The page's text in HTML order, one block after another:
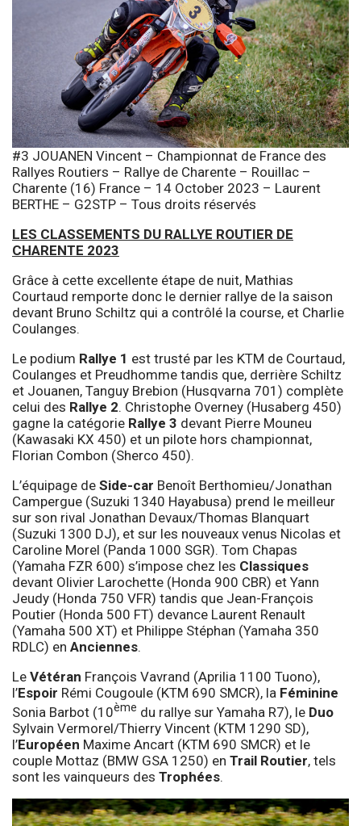
#3 JOUANEN Vincent – Championnat de France des
Rallyes Routiers – Rallye de Charente – Rouillac –
Charente (16) France – 14 October 2023 – Laurent
BERTHE – G2STP – Tous droits réservés
LES CLASSEMENTS DU RALLYE ROUTIER DE
CHARENTE 2023
Grâce à cette excellente étape de nuit, Mathias
Courtaud remporte donc le dernier rallye de la saison
devant Bruno Schiltz qui a contrôlé la course, et Charlie
Coulanges.
Le podium Rallye 1 est trusté par les KTM de Courtaud,
Coulanges et Preudhomme tandis que, derrière Schiltz
et Jouanen, Tanguy Brebion (Husqvarna 701) complète
celui des Rallye 2. Christophe Overney (Husaberg 450)
gagne la catégorie Rallye 3 devant Pierre Mouneu
(Kawasaki KX 450) et un pilote hors championnat,
Florian Combon (Sherco 450).
L’équipage de Side-car Benoît Berthomieu/Jonathan
Campergue (Suzuki 1340 Hayabusa) prend le meilleur
sur son rival Jonathan Devaux/Thomas Blanquart
(Suzuki 1300 DJ), et sur les nouveaux venus Nicolas et
Caroline Morel (Panda 1000 SGR). Tom Chapas
(Yamaha FZR 600) s’impose chez les Classiques
devant Olivier Larochette (Honda 900 CBR) et Yann
Jeudy (Honda 750 VFR) tandis que Jean-François
Poutier (Honda 500 FT) devance Laurent Renault
(Yamaha 500 XT) et Philippe Stéphan (Yamaha 350
RDLC) en Anciennes.
Le Vétéran François Vavrand (Aprilia 1100 Tuono),
l’Espoir Rémi Cougoule (KTM 690 SMCR), la Féminine
Sonia Barbot (10ème du rallye sur Yamaha R7), le Duo
Sylvain Vermorel/Thierry Vincent (KTM 1290 SD),
l’Européen Maxime Ancart (KTM 690 SMCR) et le
couple Mottaz (BMW GSA 1250) en Trail Routier, tels
sont les vainqueurs des Trophées.